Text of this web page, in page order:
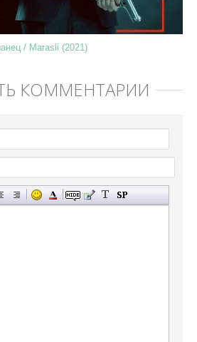
/ Marasli (2021)
КОММЕНТАРИЙ